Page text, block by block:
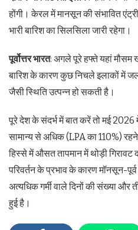
होंगी। केरल में मानसून की संभावित
भारी बारिश का सिलसिला जारी रहेगा।
पूर्वोत्तर भारत: अगले पूरे हफ्ते यहां मौसम
बारिश के कारण कुछ निचले इलाकों में
जैसी स्थिति उत्पन्न हो सकती है।
पूरे देश के संदर्भ में बात करें तो मई
सामान्य से अधिक (LPA का 110%)
हिस्से में औसत तापमान में थोड़ी गिरावट
परिवर्तन के प्रभाव के कारण मॉनसून-
अत्यधिक गर्मी वाले दिनों की संख्या और
हुई है।